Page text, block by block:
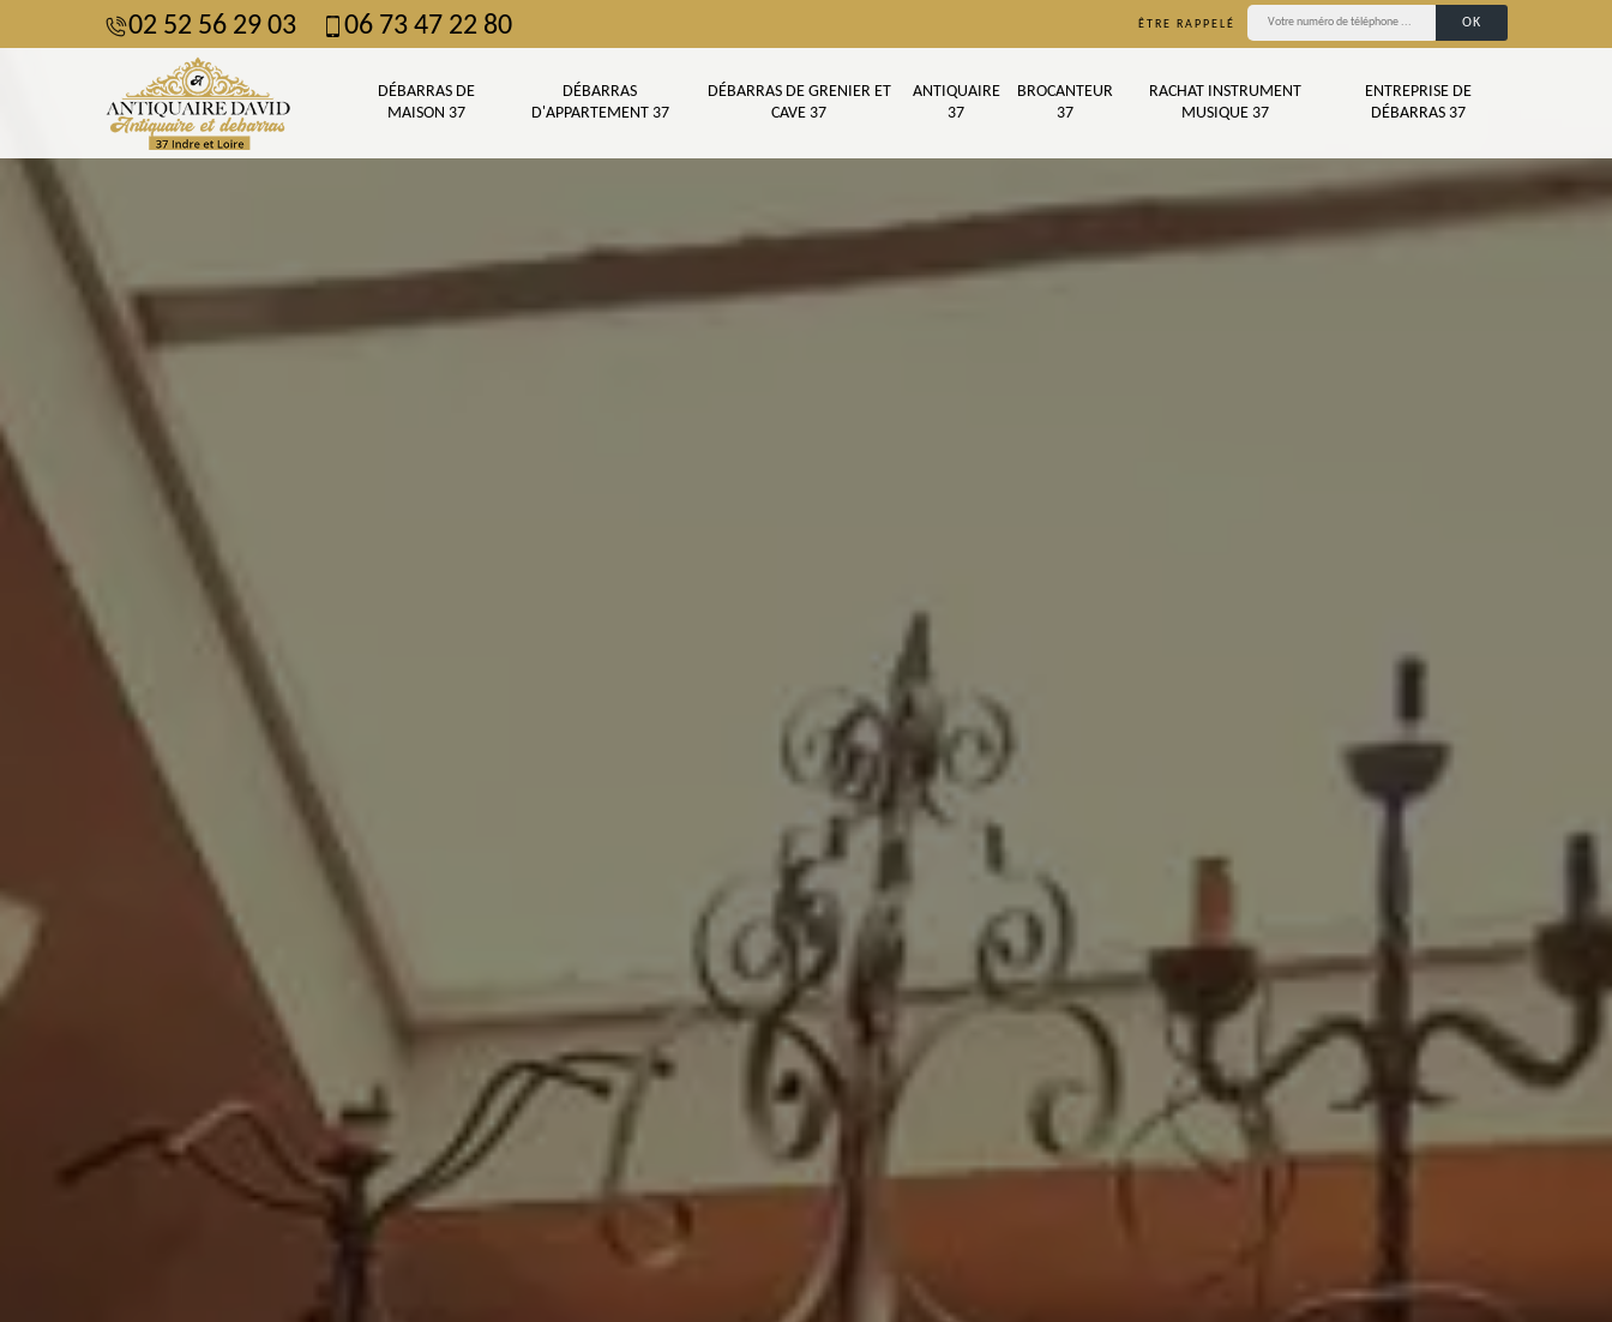
02 52 56 29 03 06 73 47 22 80 ÊTRE RAPPELÉ
DÉBARRAS DE
MAISON 37
DÉBARRAS
D'APPARTEMENT 37
DÉBARRAS DE GRENIER ET
CAVE 37
ANTIQUAIRE
37
BROCANTEUR
37
RACHAT INSTRUMENT
MUSIQUE 37
ENTREPRISE DE
DÉBARRAS 37